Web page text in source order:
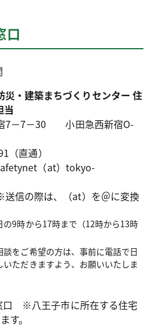
口
災・建築まちづくりセンター 住
当
7－7－30 小田急西新宿O-
直通）
（at）tokyo-
（at）を＠に変換
の9時から17時まで（12時から13時
をご希望の方は、事前に電話で日
ただきますよう、お願いいたしま
口 ※八王子市に所在する住宅
す。